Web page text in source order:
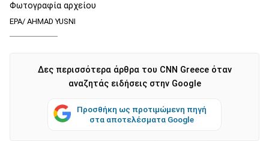
Φωτογραφία αρχείου
EPA/ AHMAD YUSNI
Δες περισσότερα άρθρα του CNN Greece όταν
αναζητάς ειδήσεις στην Google
Προσθήκη ως προτιμώμενη πηγή
στα αποτελέσματα Google